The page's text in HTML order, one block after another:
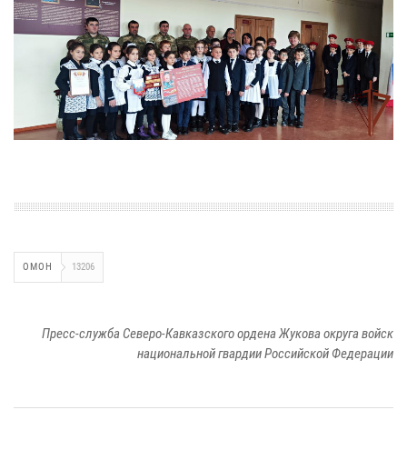
ОМОН 13206
Пресс-служба Северо-Кавказского ордена Жукова округа войск
национальной гвардии Российской Федерации